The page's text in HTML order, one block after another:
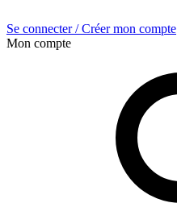
Se connecter / Créer mon compte
Mon compte